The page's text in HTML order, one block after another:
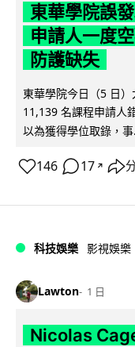
東華學院誤
申請人一度
防護缺失
東華學院今日（5 日
11,139 名課程申請人
以為獲得學位取錄，
146 17 ↗
科技娛樂 影視娛樂
Lawton 1 日
Nicolas